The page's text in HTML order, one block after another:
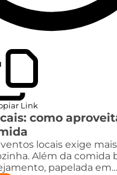
Link
como
locais exige
Além da comida
papelada em…